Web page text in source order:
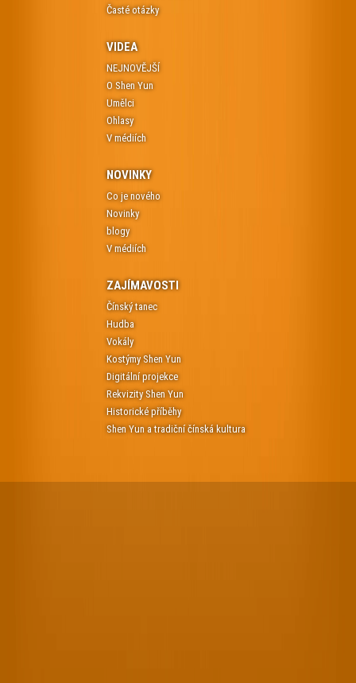
Časté otázky
VIDEA
NEJNOVĚJŠÍ
O Shen Yun
Umělci
Ohlasy
V médiích
NOVINKY
Co je nového
Novinky
blogy
V médiích
ZAJÍMAVOSTI
Čínský tanec
Hudba
Vokály
Kostýmy Shen Yun
Digitální projekce
Rekvizity Shen Yun
Historické příběhy
Shen Yun a tradiční čínská kultura